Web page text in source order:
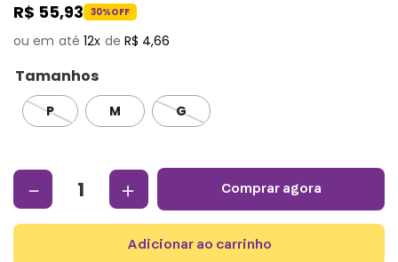
R$ 55,93 30%OFF
12 R$ 4,66
Tamanhos
P M G
＋
－ comprar agora
adicionar ao carrinho